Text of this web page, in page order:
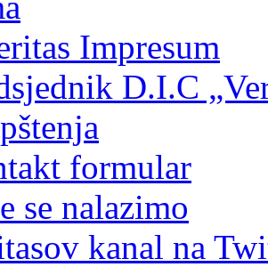
Impresum
D.I.C
formular
se nalazimo
kanal na